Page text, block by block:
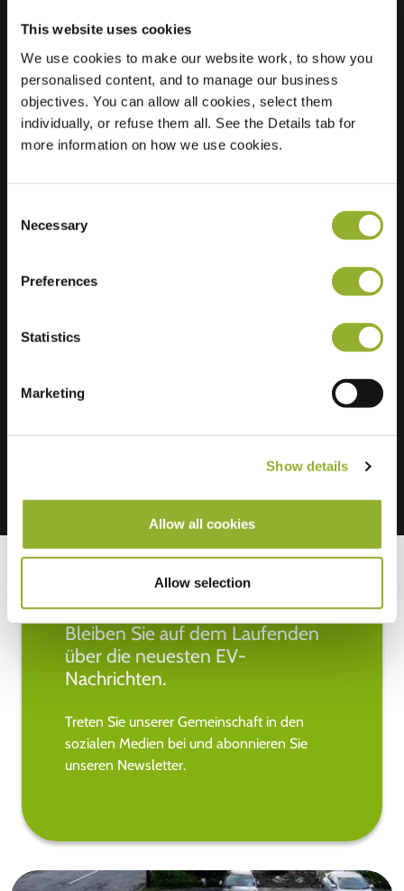
This website uses cookies
We use cookies to make our website work, to show you
personalised content, and to manage our business
objectives. You can allow all cookies, select them
individually, or refuse them all. See the Details tab for
more information on how we use cookies.
Selection
Necessary
Preferences
Statistics
Marketing
Show details
Allow all cookies
Allow selection
Standort
Pimpelmees 1
3435 RC
Nieuwegein
Niederlande
Zusätzliche Informationen
Bleiben Sie auf dem Laufenden
über die neuesten EV-
Nachrichten.
Treten Sie unserer Gemeinschaft in den
sozialen Medien bei und abonnieren Sie
unseren Newsletter.